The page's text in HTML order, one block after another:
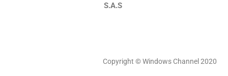
S.A.S
Copyright © Windows Channel 2020